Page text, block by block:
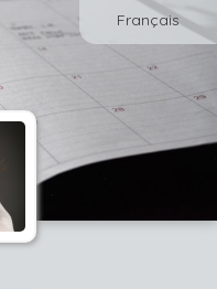
Français